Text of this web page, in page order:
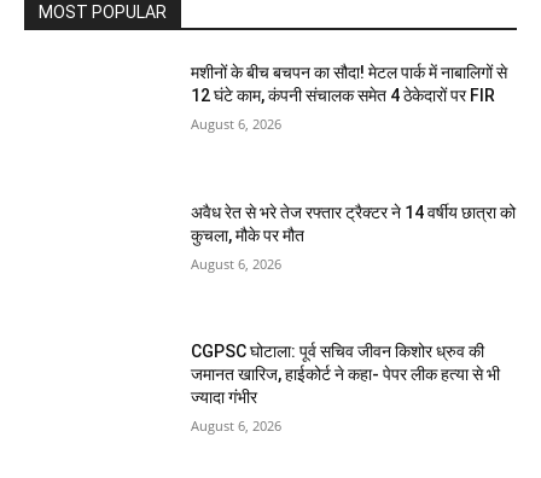
MOST POPULAR
मशीनों के बीच बचपन का सौदा! मेटल पार्क में नाबालिगों से
12 घंटे काम, कंपनी संचालक समेत 4 ठेकेदारों पर FIR
August 6, 2026
अवैध रेत से भरे तेज रफ्तार ट्रैक्टर ने 14 वर्षीय छात्रा को
कुचला, मौके पर मौत
August 6, 2026
CGPSC घोटाला: पूर्व सचिव जीवन किशोर ध्रुव की
जमानत खारिज, हाईकोर्ट ने कहा- पेपर लीक हत्या से भी
ज्यादा गंभीर
August 6, 2026